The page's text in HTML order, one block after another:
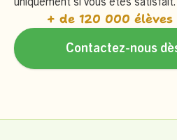
+ de 120 000 élèves
Contactez-nous